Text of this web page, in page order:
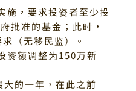
施，要求投资者至少投
批准的基金； 此时，
（无移民监）。
资额调整为150万新
的一年，在此之前